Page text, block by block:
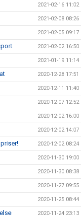
2021-02-16 11:02
2021-02-08 08:26
2021-02-05 09:17
2021-02-02 16:50
2021-01-19 11:14
2020-12-28 17:51
2020-12-11 11:40
2020-12-07 12:52
2020-12-02 16:00
2020-12-02 14:07
2020-12-02 08:24
2020-11-30 19:00
2020-11-30 08:38
2020-11-27 09:55
2020-11-25 08:44
2020-11-24 23:13